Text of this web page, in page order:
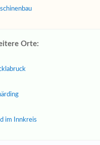
Orte:
im Innkreis